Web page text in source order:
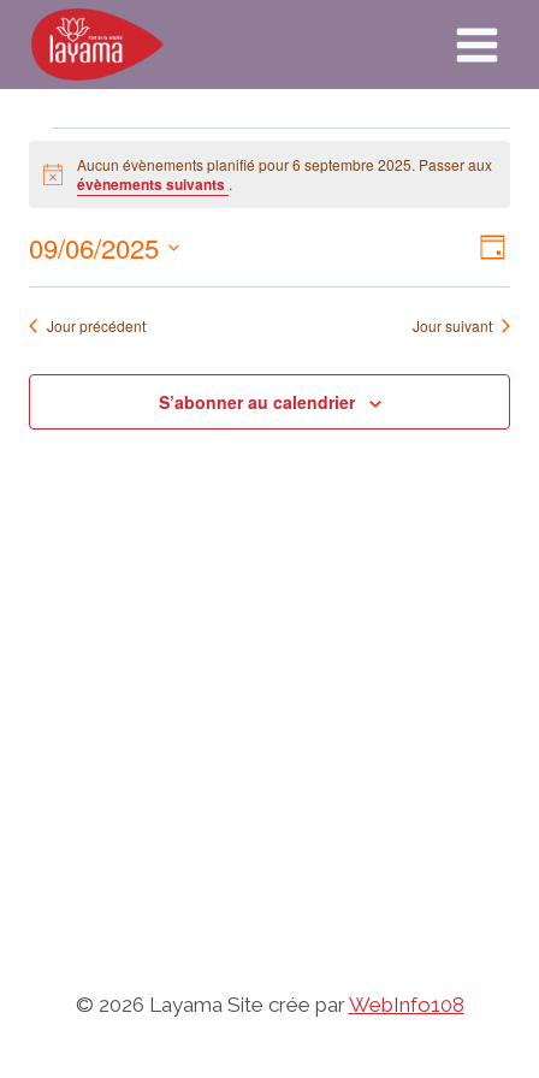
Aller
contenu
Évènements
6
septembre
2025
Notice
Aucun évènements planifié pour 6 septembre 2025. Passer aux
évènements suivants .
de
Jour
09/06/2025
Sélectionnez
uneJour précédent Jour suivant
S’abonner au calendrier
© 2026 Layama Site crée parWebInfo108